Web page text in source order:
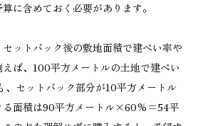
に含めておく必要があります。
ットバック後の敷地面積で建ぺい率や
ば、100平方メートルの土地で建ぺい
セットバック部分が10平方メートル
る面積は90平方メートル×60%=54平